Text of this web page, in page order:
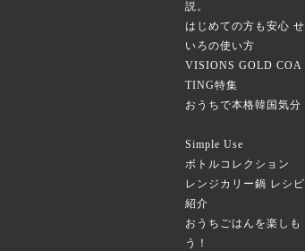
説。
はじめての方も安心 せ
いろの使い方
VISIONS GOLD COA
TING特集
おうちで本格韓国気分
Simple Use
ボトルコレクション
レンジカリー鍋 レシピ
紹介
おうちごはんを楽しも
う！